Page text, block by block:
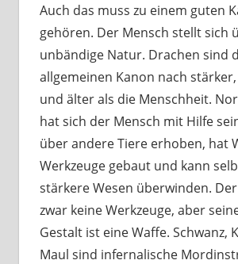
Auch das muss zu einem guten
gehören. Der Mensch stellt sich
unbändige Natur. Drachen sind
allgemeinen Kanon nach
und älter als die Menschheit.
hat sich der Mensch mit Hilfe
über andere Tiere erhoben, hat
Werkzeuge gebaut und kann
stärkere Wesen überwinden.
zwar keine Werkzeuge, aber
Gestalt ist eine Waffe. Schwanz,
Maul sind infernalische